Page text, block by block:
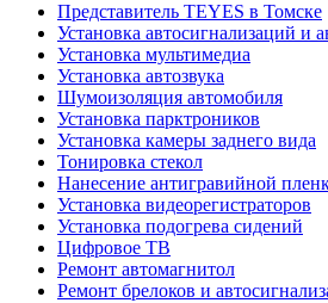
Представитель TEYES в Томске
Установка автосигнализаций и
Установка мультимедиа
Установка автозвука
Шумоизоляция автомобиля
Установка парктроников
Установка камеры заднего вида
Тонировка стекол
Нанесение антигравийной
Установка видеорегистраторов
Установка подогрева сидений
Цифровое ТВ
Ремонт автомагнитол
Ремонт брелоков и